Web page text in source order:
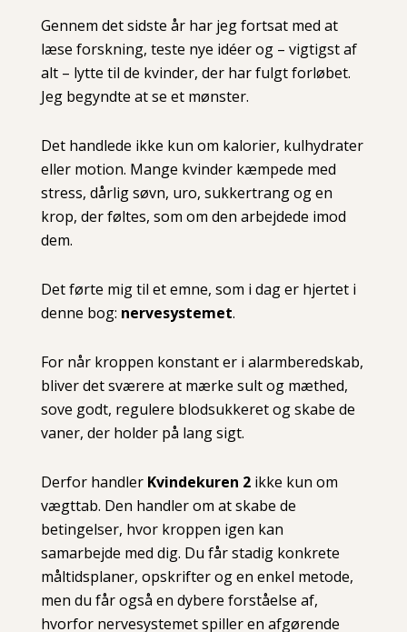
Gennem det sidste år har jeg fortsat med at
læse forskning, teste nye idéer og – vigtigst af
alt – lytte til de kvinder, der har fulgt forløbet.
Jeg begyndte at se et mønster.
Det handlede ikke kun om kalorier, kulhydrater
eller motion. Mange kvinder kæmpede med
stress, dårlig søvn, uro, sukkertrang og en
krop, der føltes, som om den arbejdede imod
dem.
Det førte mig til et emne, som i dag er hjertet i
denne bog: nervesystemet.
For når kroppen konstant er i alarmberedskab,
bliver det sværere at mærke sult og mæthed,
sove godt, regulere blodsukkeret og skabe de
vaner, der holder på lang sigt.
Derfor handler Kvindekuren 2ikke kun om
vægttab. Den handler om at skabe de
betingelser, hvor kroppen igen kan
samarbejde med dig. Du får stadig konkrete
måltidsplaner, opskrifter og en enkel metode,
men du får også en dybere forståelse af,
hvorfor nervesystemet spiller en afgørende